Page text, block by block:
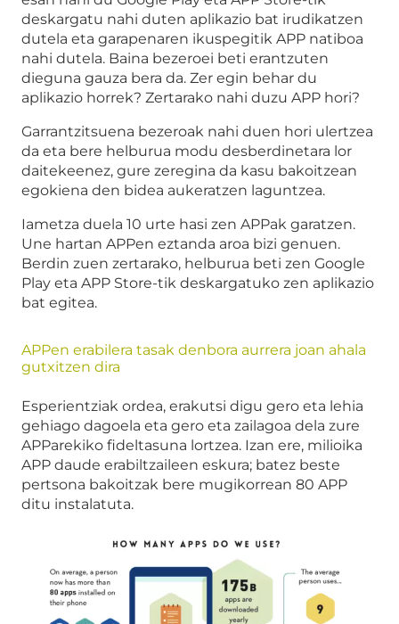
deskargatu nahi duten aplikazio bat irudikatzen
dutela eta garapenaren ikuspegitik APP natiboa
nahi dutela. Baina bezeroei beti erantzuten
dieguna gauza bera da. Zer egin behar du
aplikazio horrek? Zertarako nahi duzu APP hori?
Garrantzitsuena bezeroak nahi duen hori ulertzea
da eta bere helburua modu desberdinetara lor
daitekeenez, gure zeregina da kasu bakoitzean
egokiena den bidea aukeratzen laguntzea.
Iametza duela 10 urte hasi zen APPak garatzen.
Une hartan APPen eztanda aroa bizi genuen.
Berdin zuen zertarako, helburua beti zen Google
Play eta APP Store-tik deskargatuko zen aplikazio
bat egitea.
APPen erabilera tasak denbora aurrera joan ahala
gutxitzen dira
Esperientziak ordea, erakutsi digu gero eta lehia
gehiago dagoela eta gero eta zailagoa dela zure
APParekiko fideltasuna lortzea. Izan ere, milioika
APP daude erabiltzaileen eskura; batez beste
pertsona bakoitzak bere mugikorrean 80 APP
ditu instalatuta.